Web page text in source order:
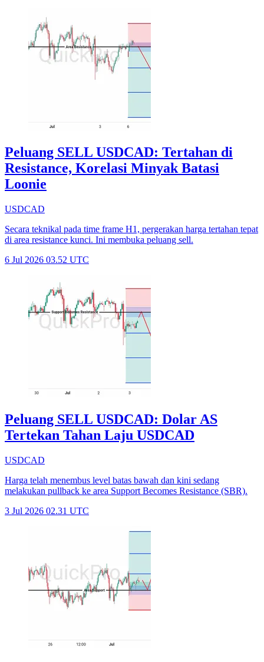
Peluang SELL USDCAD: Tertahan di
Resistance, Korelasi Minyak Batasi
Loonie
USDCAD
Secara teknikal pada time frame H1, pergerakan harga tertahan tepat
di area resistance kunci. Ini membuka peluang sell.
6 Jul 2026 03.52 UTC
Peluang SELL USDCAD: Dolar AS
Tertekan Tahan Laju USDCAD
USDCAD
Harga telah menembus level batas bawah dan kini sedang
melakukan pullback ke area Support Becomes Resistance (SBR).
3 Jul 2026 02.31 UTC